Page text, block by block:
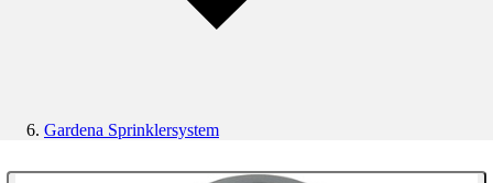
Gardena Sprinklersystem